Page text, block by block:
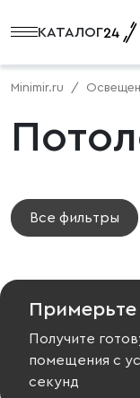
КАТАЛОГ
Minimir.ru
Все фильтры
Примерьте
Получите
помещения с
секунд